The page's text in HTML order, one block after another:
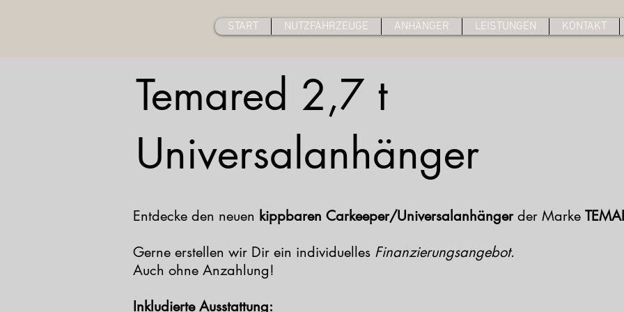
START NUTZFAHRZEUGE ANHÄNGER LEISTUNGEN KONTAKT
Temared 2,7 t
Universalanhänger
Entdecke den neuen kippbaren Carkeeper/Universalanhängerder Marke
Gerne erstellen wir Dir ein individuelles Finanzierungsangebot.
Auch ohne Anzahlung!
Inkludierte Ausstattung: